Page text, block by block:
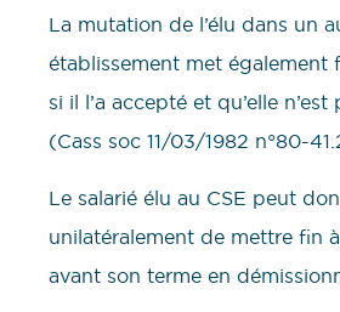
La mutation de l’élu dans un
établissement met également
si il l’a accepté et qu’elle
(Cass soc 11/03/1982 n°80-
Le salarié élu au CSE peut
unilatéralement de mettre fin
avant son terme en